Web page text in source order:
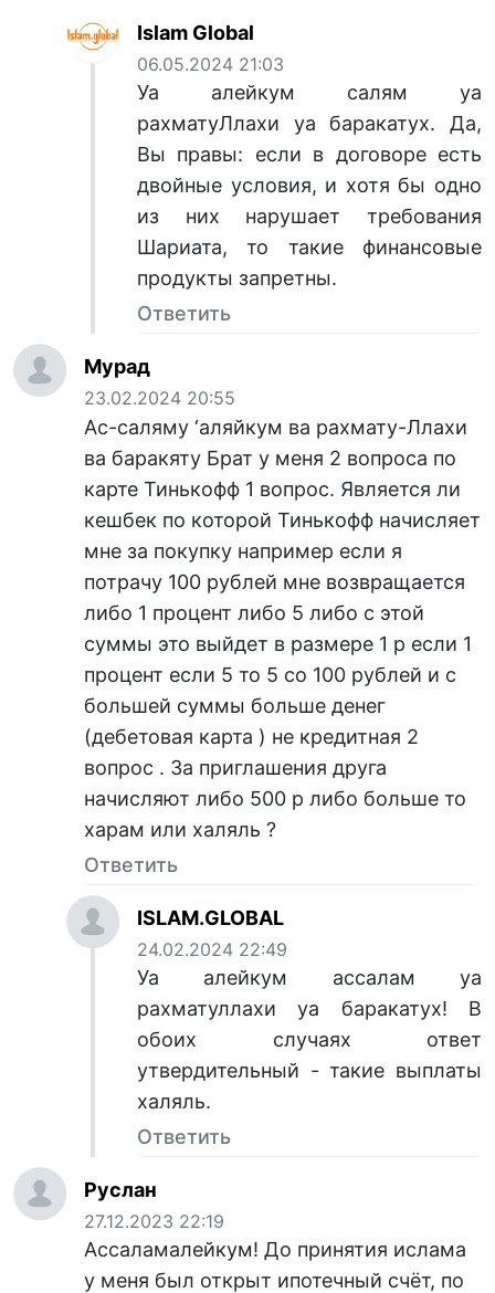
Islam Global
06.05.2024 21:03
Уа алейкум салям уа
рахматуЛлахи уа баракатух. Да,
Вы правы: если в договоре есть
двойные условия, и хотя бы одно
из них нарушает требования
Шариата, то такие финансовые
продукты запретны.
Ответить
Мурад
23.02.2024 20:55
Ас-саляму ‘аляйкум ва рахмату-Ллахи
ва баракяту Брат у меня 2 вопроса по
карте Тинькофф 1 вопрос. Является ли
кешбек по которой Тинькофф начисляет
мне за покупку например если я
потрачу 100 рублей мне возвращается
либо 1 процент либо 5 либо с этой
суммы это выйдет в размере 1 р если 1
процент если 5 то 5 со 100 рублей и с
большей суммы больше денег
(дебетовая карта ) не кредитная 2
вопрос . За приглашения друга
начисляют либо 500 р либо больше то
харам или халяль ?
Ответить
ISLAM.GLOBAL
24.02.2024 22:49
Уа алейкум ассалам уа
рахматуллахи уа баракатух! В
обоих случаях ответ
утвердительный - такие выплаты
халяль.
Ответить
Руслан
27.12.2023 22:19
Ассаламалейкум! До принятия ислама
у меня был открыт ипотечный счёт, по